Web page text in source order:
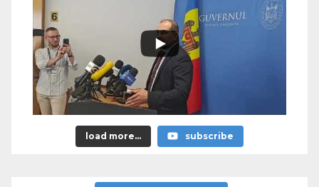
load more... subscribe